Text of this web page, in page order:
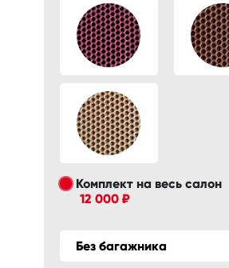
Комплект на весь салон
12 000 ₽
Без багажника